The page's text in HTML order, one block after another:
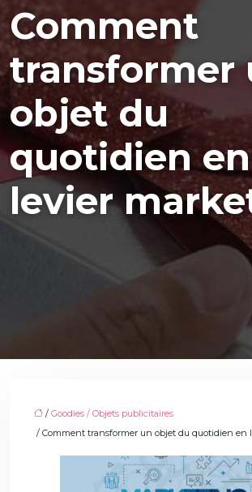
Comment
transformer
objet du
quotidien en
levier
/ Goodies / Objets publicitaires
/ Comment transformer un objet du quotidien en